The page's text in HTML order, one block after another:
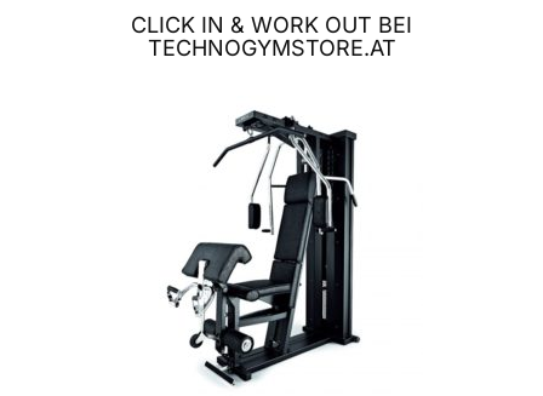
CLICK IN & WORK OUT BEI
TECHNOGYMSTORE.AT